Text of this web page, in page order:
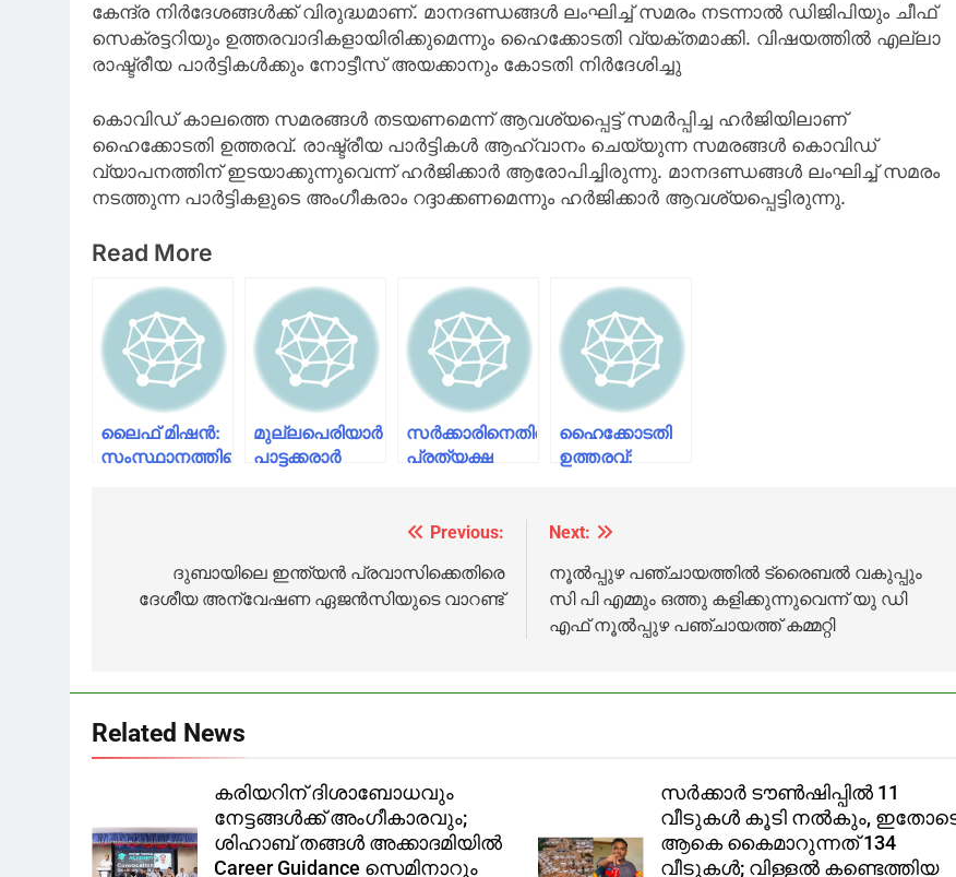
കേന്ദ്ര നിര്‍ദേശങ്ങള്‍ക്ക് വിരുദ്ധമാണ്. മാനദണ്ഡങ്ങള്‍ ലംഘിച്ച് സമരം നടന്നാല്‍ ഡിജിപിയും ചീഫ്
സെക്രട്ടറിയും ഉത്തരവാദികളായിരിക്കുമെന്നും ഹൈക്കോടതി വ്യക്തമാക്കി. വിഷയത്തില്‍ എല്ലാ
രാഷ്ട്രീയ പാര്‍ട്ടികള്‍ക്കും നോട്ടീസ് അയക്കാനും കോടതി നിര്‍ദേശിച്ചു
കൊവിഡ് കാലത്തെ സമരങ്ങള്‍ തടയണമെന്ന് ആവശ്യപ്പെട്ട് സമര്‍പ്പിച്ച ഹര്‍ജിയിലാണ്
ഹൈക്കോടതി ഉത്തരവ്. രാഷ്ട്രീയ പാര്‍ട്ടികള്‍ ആഹ്വാനം ചെയ്യുന്ന സമരങ്ങള്‍ കൊവിഡ്
വ്യാപനത്തിന് ഇടയാക്കുന്നുവെന്ന് ഹര്‍ജിക്കാര്‍ ആരോപിച്ചിരുന്നു. മാനദണ്ഡങ്ങള്‍ ലംഘിച്ച് സമരം
നടത്തുന്ന പാര്‍ട്ടികളുടെ അംഗീകരാം റദ്ദാക്കണമെന്നും ഹര്‍ജിക്കാര്‍ ആവശ്യപ്പെട്ടിരുന്നു.
Read More
ലൈഫ് മിഷന്‍:
സംസ്ഥാനത്തിന്റെ
മുല്ലപെരിയാർ
പാട്ടക്കരാര്‍
നോട്ടീസ്
അയച്ചു
സര്‍ക്കാരിനെതിരായ
പ്രത്യക്ഷ
നിര്‍ത്തിവച്ചു
ഹൈക്കോടതി
ഉത്തരവ്:
നിര്‍ത്തിവെച്ചു
navigation
Previous:
ദുബായിലെ ഇന്ത്യൻ പ്രവാസിക്കെതിരെ
ദേശീയ അന്വേഷണ ഏജൻസിയുടെ വാറണ്ട്
Next:
നൂൽപ്പുഴ പഞ്ചായത്തിൽ ട്രൈബൽ വകുപ്പും
സി പി എമ്മും ഒത്തു കളിക്കുന്നുവെന്ന് യു ഡി
എഫ് നൂൽപ്പുഴ പഞ്ചായത്ത് കമ്മറ്റി
Related News
കരിയറിന് ദിശാബോധവും
നേട്ടങ്ങൾക്ക് അംഗീകാരവും;
ശിഹാബ് തങ്ങൾ അക്കാദമിയിൽ
Career Guidance സെമിനാറും
സർക്കാർ ടൗൺഷിപ്പിൽ 11
വീടുകൾ കൂടി നൽകും,
ആകെ കൈമാറുന്നത് 134
വീടുകൾ; വിള്ളൽ കണ്ടെത്തിയ